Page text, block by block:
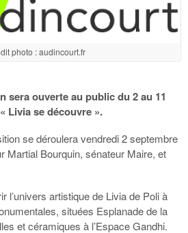
photo : audincourt.fr
sera ouverte au public du 2 au 11
Livia se découvre ».
se déroulera vendredi 2 septembre
Martial Bourquin, sénateur Maire, et
l’univers artistique de Livia de Poli à
situées Esplanade de la
et céramiques à l’Espace Gandhi.